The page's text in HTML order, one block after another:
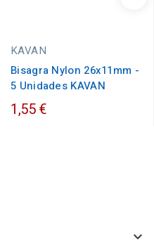
KAVAN
Bisagra Nylon 26x11mm -
5 Unidades KAVAN
1,55 €
